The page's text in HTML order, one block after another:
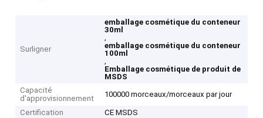
Surligner
emballage cosmétique du conteneur
30ml
,
emballage cosmétique du conteneur
100ml
,
Emballage cosmétique de produit de
MSDS
Capacité
d'approvisionnement
100000 morceaux/morceaux par jour
Certification CE MSDS